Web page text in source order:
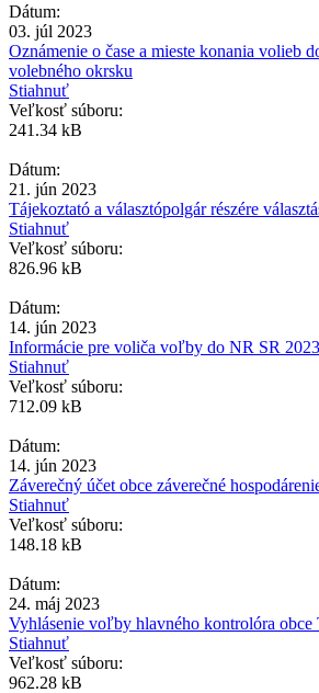
Dátum:
03. júl 2023
Oznámenie o čase a mieste konania volieb
volebného okrsku
Stiahnuť
Veľkosť súboru:
241.34 kB
Dátum:
21. jún 2023
Tájekoztató a választópolgár részére
Stiahnuť
Veľkosť súboru:
826.96 kB
Dátum:
14. jún 2023
Informácie pre voliča voľby do NR SR 2023
Stiahnuť
Veľkosť súboru:
712.09 kB
Dátum:
14. jún 2023
Záverečný účet obce záverečné
Stiahnuť
Veľkosť súboru:
148.18 kB
Dátum:
24. máj 2023
Vyhlásenie voľby hlavného kontrolóra obce
Stiahnuť
Veľkosť súboru:
962.28 kB